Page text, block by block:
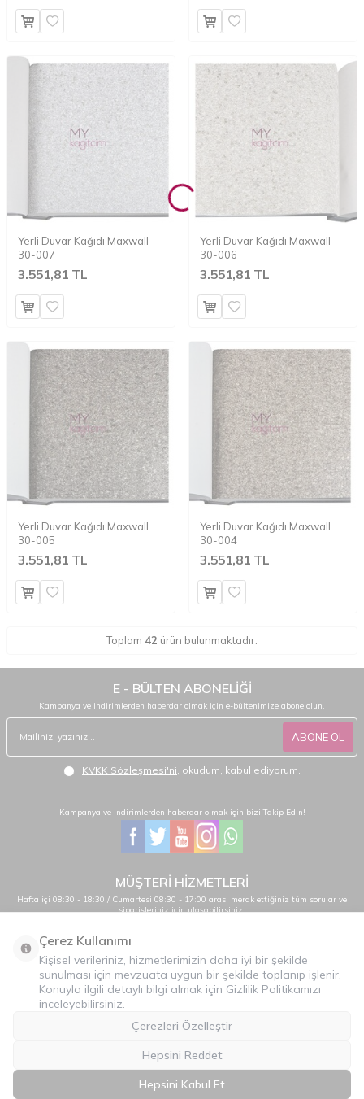
Yerli Duvar Kağıdı Maxwall
30-007
3.551,81 TL
Yerli Duvar Kağıdı Maxwall
30-006
3.551,81 TL
Yerli Duvar Kağıdı Maxwall
30-005
3.551,81 TL
Yerli Duvar Kağıdı Maxwall
30-004
3.551,81 TL
Toplam 42 ürün bulunmaktadır.
E - BÜLTEN ABONELİĞİ
Kampanya ve indirimlerden haberdar olmak için e-bültenimize abone olun.
ABONE OL
KVKK Sözleşmesi'ni, okudum, kabul ediyorum.
Kampanya ve indirimlerden haberdar olmak için bizi Takip Edin!
MÜŞTERİ HİZMETLERİ
Hafta içi 08:30 - 18:30 / Cumartesi 08:30 - 17:00 arası merak ettiğiniz tüm sorular ve
siparişleriniz için ulaşabilirsiniz.
0232 484 38 44 - 0533 330 88 95
Önemli Bilgiler
Hızlı Erişim
İLETİŞİM
Çerez Kullanımı
Kişisel verileriniz, hizmetlerimizin daha iyi bir şekilde
sunulması için mevzuata uygun bir şekilde toplanıp işlenir.
Konuyla ilgili detaylı bilgi almak için Gizlilik Politikamızı
inceleyebilirsiniz.
Çerezleri Özelleştir
Hepsini Reddet
Hepsini Kabul Et